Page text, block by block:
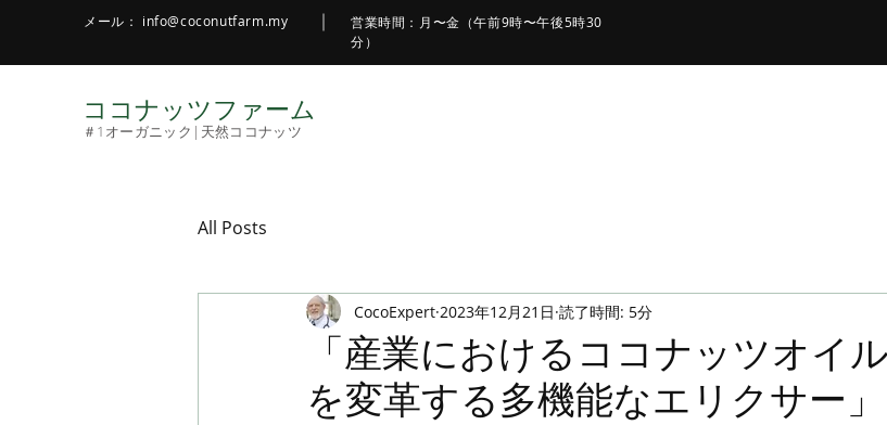
メール： info@coconutfarm.my
営業時間：月〜金（午前9時〜午後5時30
分）
ココナッツファーム
＃1オーガニック|天然ココナッツ
All Posts
「産業におけるココナッツオイ
を変革する多機能なエリクサー」
CocoExpert 2023年12月21日 読了時間: 5分